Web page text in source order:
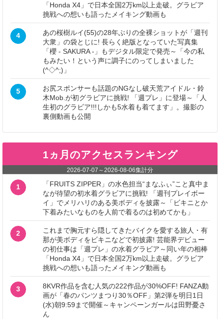
「Honda X4」で日本全国2万km以上走破。グラビア
挑戦への想いも語ったメイキング動画も
4
あの桜樹ルイ(55)の28年ぶりの全裸ショットが「週刊
大衆」の袋とじに! 長らく絶版となっていた写真集
「櫻 - SAKURA -」もデジタル限定で発売～「今の私
もみたい！という声に調子にのってしまいました
(^◇^;)」
5
お尻スポンサーも話題のNGなし破天荒アイドル・鈴
木Mob.が初グラビアに挑戦! 「週プレ」に登場～「人
生初のグラビア!!!しかも5水着も着てます」。撮影の
裏側動画も公開
1ヵ月のアクセスランキング
2026-07-07 ～ 2026-08-06集計分
1
「FRUITS ZIPPER」の水色担当“まなふぃ”こと真中ま
なが待望の初水着グラビアに挑戦! 「週刊プレイボー
イ」でメリハリのある美ボディを披露～「ビキニとか
下着みたいなものを人前で着るのは初めてかも」
2
これまで胸元すら隠してきたバイクを愛する旅人・有
那が美ボディをビキニなどで初披露! 芸能界デビュー
の初仕事は「週プレ」の水着グラビア～同い年の相棒
「Honda X4」で日本全国2万km以上走破。グラビア
挑戦への想いも語ったメイキング動画も
3
8KVR作品を含む人気の222作品が30%OFF! FANZA動
画が「春のパンツまつり30％OFF」第2弾を明日1日
(水)朝9:59まで開催～キャンペーンガールは田野憂さ
ん